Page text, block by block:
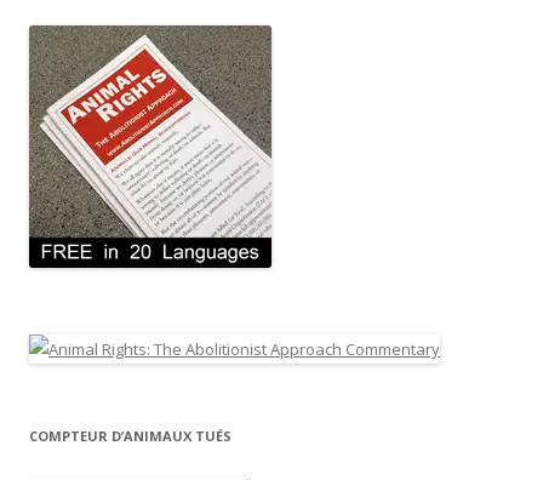
COMPTEUR D’ANIMAUX TUÉS